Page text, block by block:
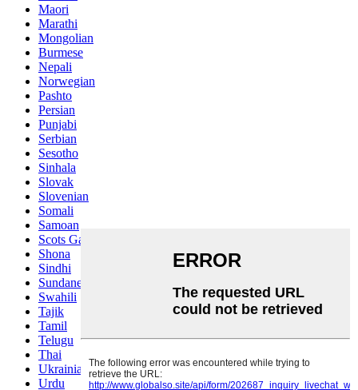
Maori
Marathi
Mongolian
Burmese
Nepali
Norwegian
Pashto
Persian
Punjabi
Serbian
Sesotho
Sinhala
Slovak
Slovenian
Somali
Samoan
Scots Gaelic
Shona
Sindhi
Sundanese
Swahili
Tajik
Tamil
Telugu
Thai
Ukrainian
Urdu